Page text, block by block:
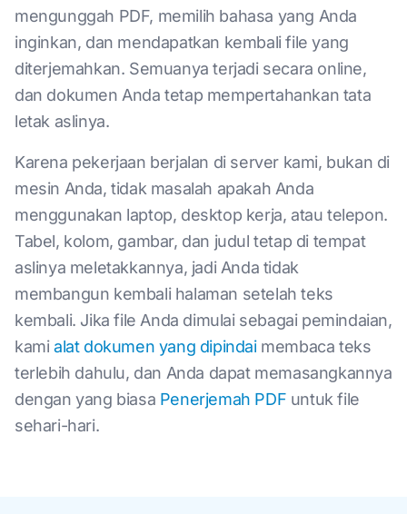
mengunggah PDF, memilih bahasa yang Anda
inginkan, dan mendapatkan kembali file yang
diterjemahkan. Semuanya terjadi secara online,
dan dokumen Anda tetap mempertahankan tata
letak aslinya.
Karena pekerjaan berjalan di server kami, bukan di
mesin Anda, tidak masalah apakah Anda
menggunakan laptop, desktop kerja, atau telepon.
Tabel, kolom, gambar, dan judul tetap di tempat
aslinya meletakkannya, jadi Anda tidak
membangun kembali halaman setelah teks
kembali. Jika file Anda dimulai sebagai pemindaian,
kamialat dokumen yang dipindaimembaca teks
terlebih dahulu, dan Anda dapat memasangkannya
dengan yang biasa Penerjemah PDF untuk file
sehari-hari.